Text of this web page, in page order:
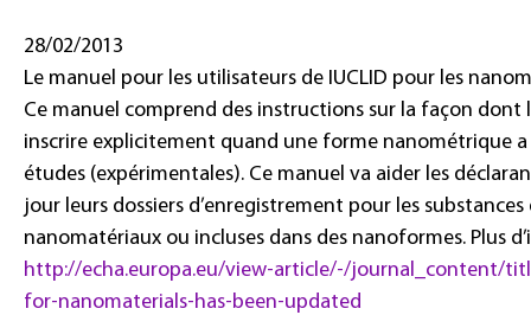
28/02/2013
Le manuel pour les utilisateurs de IUCLID pour les
Ce manuel comprend des instructions sur la façon dont
inscrire explicitement quand une forme nanométrique a
études (expérimentales). Ce manuel va aider les
jour leurs dossiers d’enregistrement pour les
nanomatériaux ou incluses dans des nanoformes. Plus
http://echa.europa.eu/view-article/-/journal_content/
for-nanomaterials-has-been-updated